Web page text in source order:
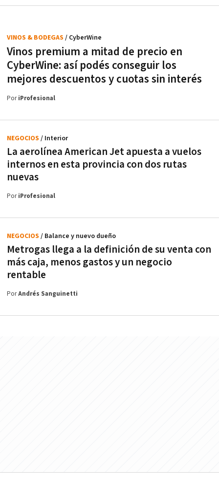
Vinos premium a mitad de precio en
CyberWine: así podés conseguir los
mejores descuentos y cuotas sin interés
VINOS & BODEGAS / CyberWine
PoriProfesional
La aerolínea American Jet apuesta a vuelos
internos en esta provincia con dos rutas
nuevas
NEGOCIOS / Interior
PoriProfesional
Metrogas llega a la definición de su venta con
más caja, menos gastos y un negocio
rentable
NEGOCIOS / Balance y nuevo dueño
PorAndrés Sanguinetti